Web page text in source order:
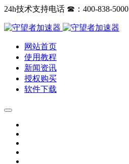
24h技术支持电话 ☎：400-838-5000
网站首页
使用教程
新闻资讯
授权购买
软件下载